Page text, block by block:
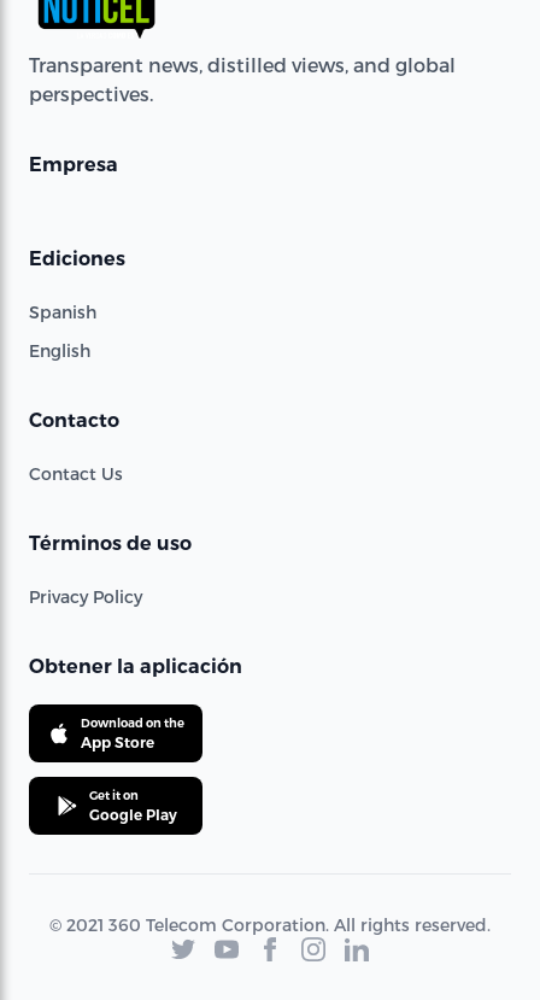
Transparent news, distilled views, and global
perspectives.
Empresa
Ediciones
Spanish
English
Contacto
Contact Us
Términos de uso
Privacy Policy
Obtener la aplicación
Download on the
App Store
Get it on
Google Play
© 2021 360 Telecom Corporation. All rights reserved.